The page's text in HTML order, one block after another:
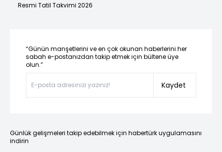
Resmi Tatil Takvimi 2026
“Günün manşetlerini ve en çok okunan haberlerini her
sabah e-postanızdan takip etmek için bültene üye
olun.”
Kaydet
Günlük gelişmeleri takip edebilmek için habertürk uygulamasını
indirin